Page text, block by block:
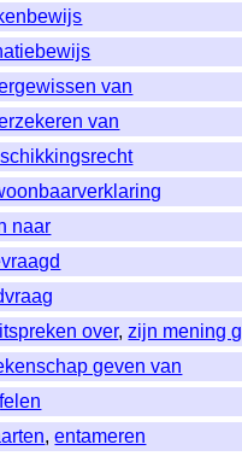
van
van
naar
over,zijn mening
geven van
,entameren